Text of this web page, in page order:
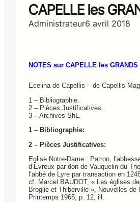
CAPELLE les
Administrateur6 avril 2018
NOTES sur CAPELLE les GRANDS
Ecelina de Capellis – de Capellis
1 – Bibliographie.
2 – Pièces Justificatives.
3 – Archives ShL.
1 – Bibliographie:
2 – Pièces Justificatives:
Eglise Notre-Dame : Patron,
d’Evreux par don de Vauquelin du
l’abbé de Lyre par transaction en
cf. Marcel BAUDOT, « Les églises
Broglie et Thiberville », Nouvelles de
Printemps 1965, p. 12, ill.